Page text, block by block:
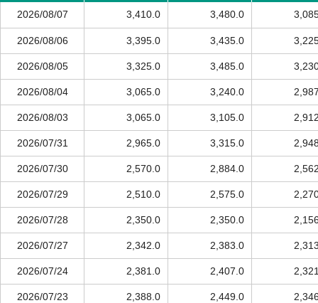
2026/08/07 3,410.0 3,480.0
2026/08/06 3,395.0 3,435.0
2026/08/05 3,325.0 3,485.0
2026/08/04 3,065.0 3,240.0
2026/08/03 3,065.0 3,105.0
2026/07/31 2,965.0 3,315.0
2026/07/30 2,570.0 2,884.0
2026/07/29 2,510.0 2,575.0
2026/07/28 2,350.0 2,350.0
2026/07/27 2,342.0 2,383.0
2026/07/24 2,381.0 2,407.0
2026/07/23 2,388.0 2,449.0